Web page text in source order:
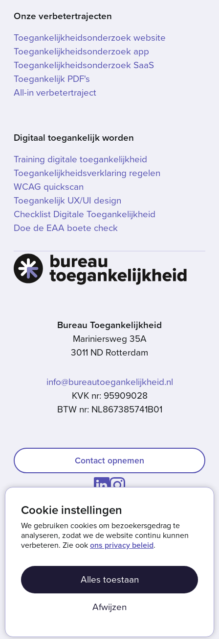
Onze verbetertrajecten
Toegankelijkheidsonderzoek website
Toegankelijkheidsonderzoek app
Toegankelijkheidsonderzoek SaaS
Toegankelijk PDF's
All-in verbetertraject
Digitaal toegankelijk worden
Training digitale toegankelijkheid
Toegankelijkheidsverklaring regelen
WCAG quickscan
Toegankelijk UX/UI design
Checklist Digitale Toegankelijkheid
Doe de EAA boete check
Bureau Toegankelijkheid
Mariniersweg 35A
3011 ND Rotterdam
info@bureautoegankelijkheid.nl
KVK nr: 95909028
BTW nr: NL867385741B01
Contact opnemen
Onze missie
Werken bij Bureau Toegankelijkheid
Privacy & cookies
Algemene voorwaarden
Disclaimer
Cookie instellingen
We gebruiken cookies om bezoekersgedrag te
analyseren, zodat we de website continu kunnen
verbeteren. Zie ookons privacy beleid.
Afwijzen
Alles toestaan